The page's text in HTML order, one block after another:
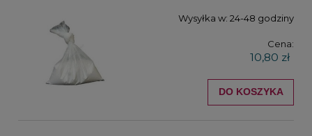
Wysyłka w: 24-48 godziny
Cena:
10,80 zł
DO KOSZYKA